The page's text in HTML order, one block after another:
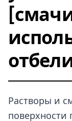
Растворы и
поверхности